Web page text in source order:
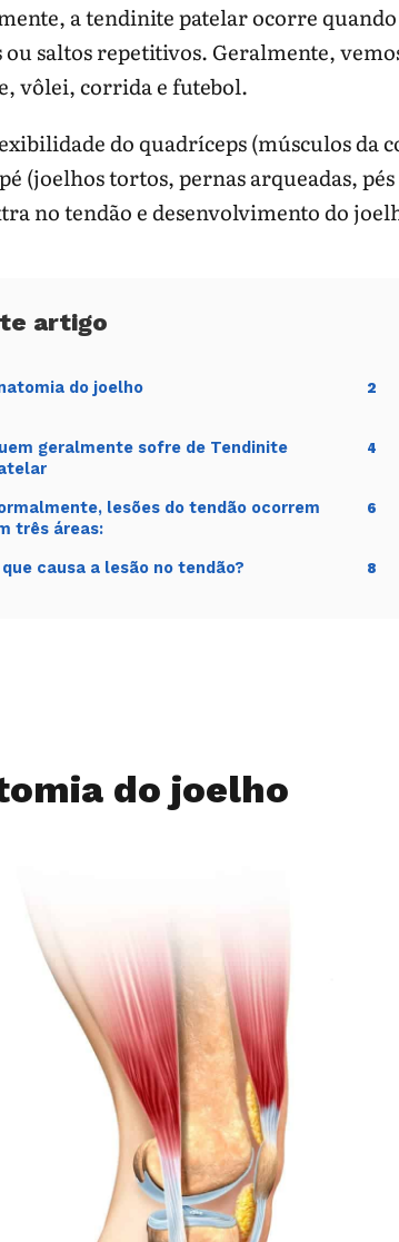
a tendinite patelar ocorre
saltos repetitivos. Geralmente,
vôlei, corrida e futebol.
do quadríceps (músculos da
(joelhos tortos, pernas arqueadas,
no tendão e desenvolvimento do
do joelho 2
geralmente sofre de Tendinite
4
lesões do tendão ocorrem
três áreas:
6
que causa a lesão no tendão? 8
do joelho